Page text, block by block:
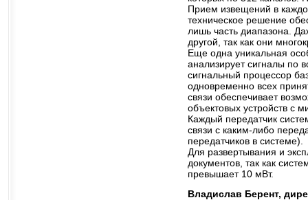
Прием извещений в
техническое решение
лишь часть диапазона.
другой, так как они
Еще одна уникальная
анализирует сигналы
сигнальный процессор
одновременно всех
связи обеспечивает
объектовых устройств с
Каждый передатчик
связи с каким-либо
передатчиков в системе).
Для развертывания и
документов, так как
превышает 10 мВт.
Владислав Берент,